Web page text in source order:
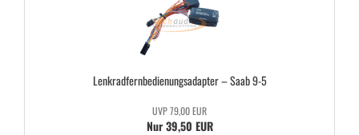
Lenk­rad­fern­be­die­nungs­ad­ap­ter – Saab 9-5
UVP 79,00 EUR
Nur 39,50 EUR